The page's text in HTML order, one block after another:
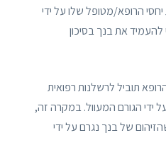
הרופא/מטופל שלו על ידי
את בנך בסיכון
תוביל לרשלנות רפואית
ידי הגורם המעוול. במקרה זה,
של בנך נגרם על ידי